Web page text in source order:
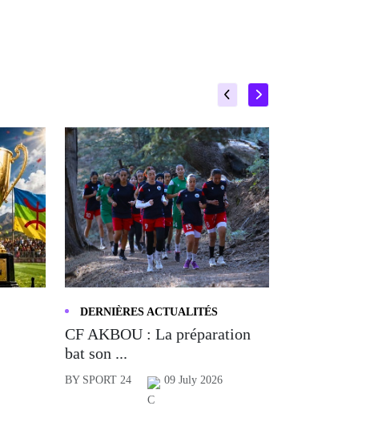
DERNIÈRES ACTUALITÉS
CF AKBOU : La préparation
bat son ...
BY SPORT 24 09 July 2026